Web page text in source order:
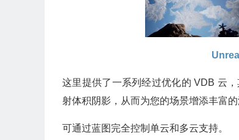
Unreal
这里提供了一系列经过优化的 VDB 云
射体积阴影，从而为您的场景增添丰富的
可通过蓝图完全控制单云和多云支持。